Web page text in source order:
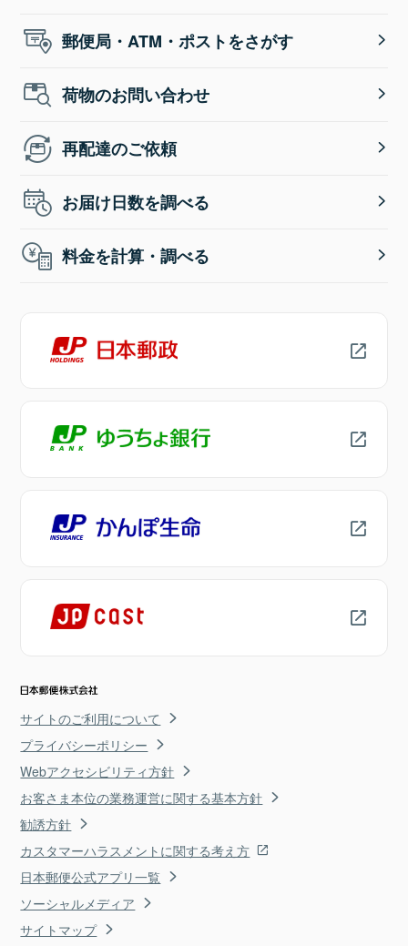
郵便局・ATM・ポストをさがす
荷物のお問い合わせ
再配達のご依頼
お届け日数を調べる
料金を計算・調べる
サイトのご利用について
プライバシーポリシー
Webアクセシビリティ方針
お客さま本位の業務運営に関する基本方針
勧誘方針
カスタマーハラスメントに関する考え方
日本郵便公式アプリ一覧
ソーシャルメディア
サイトマップ